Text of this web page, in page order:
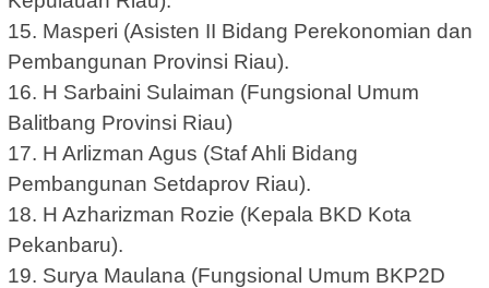
15. Masperi (Asisten II Bidang Perekonomian dan
Pembangunan Provinsi Riau).
16. H Sarbaini Sulaiman (Fungsional Umum
Balitbang Provinsi Riau)
17. H Arlizman Agus (Staf Ahli Bidang
Pembangunan Setdaprov Riau).
18. H Azharizman Rozie (Kepala BKD Kota
Pekanbaru).
19. Surya Maulana (Fungsional Umum BKP2D